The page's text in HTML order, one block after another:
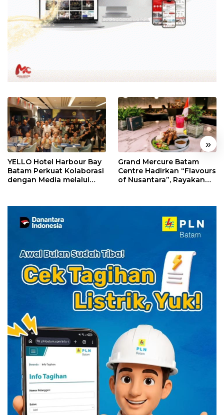
« »
YELLO Hotel Harbour Bay
Batam Perkuat Kolaborasi
dengan Media melalui
Grand Mercure Batam
Centre Hadirkan “Flavours
of Nusantara”, Rayakan